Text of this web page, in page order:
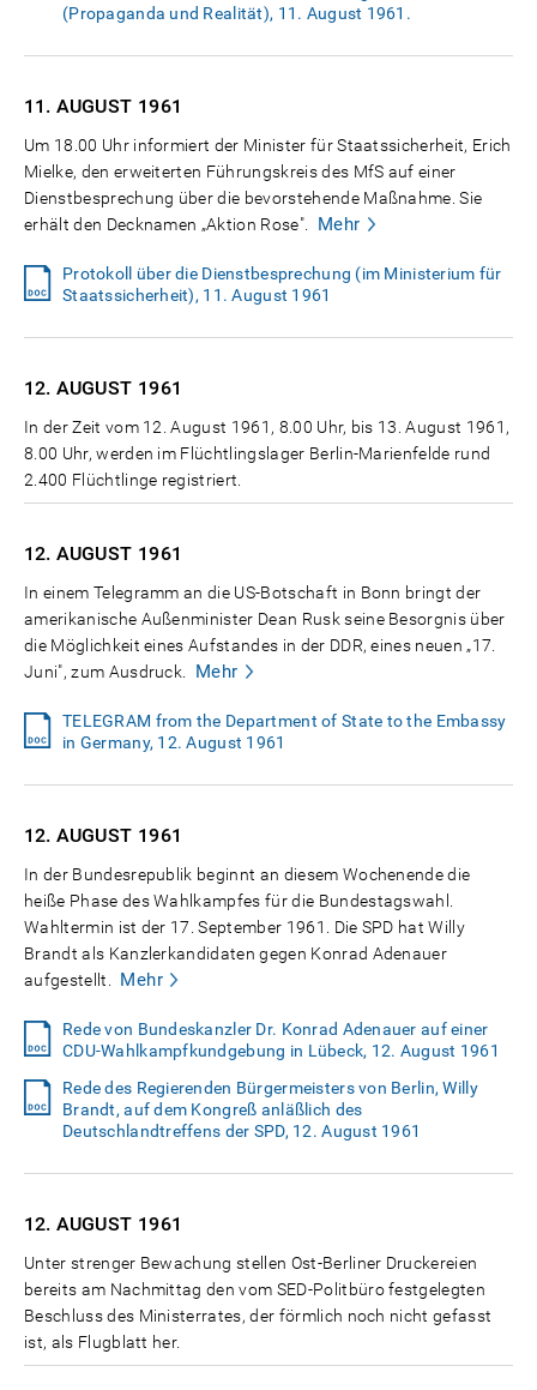
(Propaganda und Realität), 11. August 1961.
11. AUGUST 1961
Um 18.00 Uhr informiert der Minister für Staatssicherheit, Erich
Mielke, den erweiterten Führungskreis des MfS auf einer
Dienstbesprechung über die bevorstehende Maßnahme. Sie
erhält den Decknamen „Aktion Rose".
Mehr
Protokoll über die Dienstbesprechung (im Ministerium für
Staatssicherheit), 11. August 1961
12. AUGUST 1961
In der Zeit vom 12. August 1961, 8.00 Uhr, bis 13. August 1961,
8.00 Uhr, werden im Flüchtlingslager Berlin-Marienfelde rund
2.400 Flüchtlinge registriert.
12. AUGUST 1961
In einem Telegramm an die US-Botschaft in Bonn bringt der
amerikanische Außenminister Dean Rusk seine Besorgnis über
die Möglichkeit eines Aufstandes in der DDR, eines neuen „17.
Juni", zum Ausdruck.
Mehr
TELEGRAM from the Department of State to the Embassy
in Germany, 12. August 1961
12. AUGUST 1961
In der Bundesrepublik beginnt an diesem Wochenende die
heiße Phase des Wahlkampfes für die Bundestagswahl.
Wahltermin ist der 17. September 1961. Die SPD hat Willy
Brandt als Kanzlerkandidaten gegen Konrad Adenauer
aufgestellt.
Mehr
Rede von Bundeskanzler Dr. Konrad Adenauer auf einer
CDU-Wahlkampfkundgebung in Lübeck, 12. August 1961
Rede des Regierenden Bürgermeisters von Berlin, Willy
Brandt, auf dem Kongreß anläßlich des
Deutschlandtreffens der SPD, 12. August 1961
12. AUGUST 1961
Unter strenger Bewachung stellen Ost-Berliner Druckereien
bereits am Nachmittag den vom SED-Politbüro festgelegten
Beschluss des Ministerrates, der förmlich noch nicht gefasst
ist, als Flugblatt her.